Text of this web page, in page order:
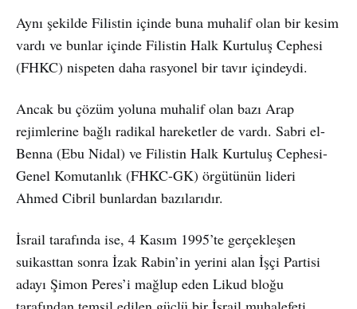
Aynı şekilde Filistin içinde buna muhalif olan bir kesim
vardı ve bunlar içinde Filistin Halk Kurtuluş Cephesi
(FHKC) nispeten daha rasyonel bir tavır içindeydi.
Ancak bu çözüm yoluna muhalif olan bazı Arap
rejimlerine bağlı radikal hareketler de vardı. Sabri el-
Benna (Ebu Nidal) ve Filistin Halk Kurtuluş Cephesi-
Genel Komutanlık (FHKC-GK) örgütünün lideri
Ahmed Cibril bunlardan bazılarıdır.
İsrail tarafında ise, 4 Kasım 1995’te gerçekleşen
suikasttan sonra İzak Rabin’in yerini alan İşçi Partisi
adayı Şimon Peres’i mağlup eden Likud bloğu